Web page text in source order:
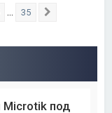
35
Microtik под